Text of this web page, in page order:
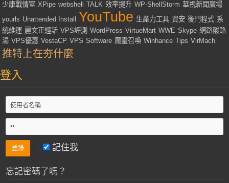
少康戰情室 XPipe webshell TALK 效率提升 WP-ShellStorm 華視新聞廣場
yourls Unattended Install YouTube 生產力工具 資安 後門程式 系
統維運 麗文正經話 VPS評測 WordPress VirtueMart WWE Skype 網路酸路
湯 VPS優惠 VestaCP VPS Software 魔靈召喚 Winhance Tips VirMach
推特上在夯什麼
登入
記住我
忘記密碼了嗎？